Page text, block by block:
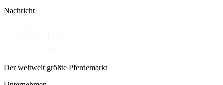
Nachricht
Der weltweit größte Pferdemarkt